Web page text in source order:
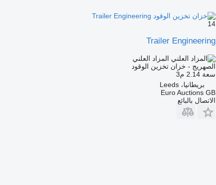
14
Trailer Engineering
المزاد العلني
الصهريج - خزان تخزين الوقود
سعة 2.14 م3
بريطانيا، Leeds
Euro Auctions GB
الاتصال بالبائع